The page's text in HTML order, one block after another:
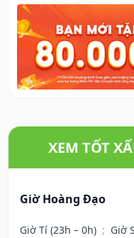
XEM TỐT
Giờ Hoàng Đạo
Giờ Tí (23h – 0h) ; Giờ